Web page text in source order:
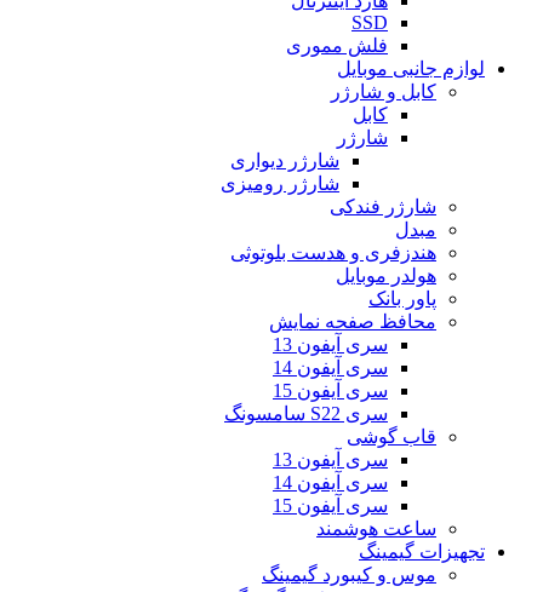
SSD
فلش مموری
لوازم جانبی موبایل
کابل و شارژر
کابل
شارژر
شارژر دیواری
شارژر رومیزی
شارژر فندکی
مبدل
هندزفری و هدست بلوتوثی
هولدر موبایل
پاور بانک
محافظ صفحه نمایش
سری آیفون 13
سری آیفون 14
سری آیفون 15
سری S22 سامسونگ
قاب گوشی
سری آیفون 13
سری آیفون 14
سری آیفون 15
ساعت هوشمند
تجهیزات گیمینگ
موس و کیبورد گیمینگ